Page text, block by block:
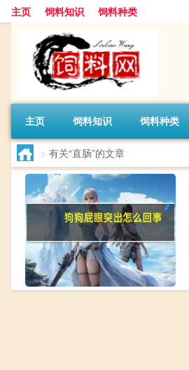
主页 饲料知识 饲料种类
主页 饲料知识 饲料种类
> 有关“直肠”的文章